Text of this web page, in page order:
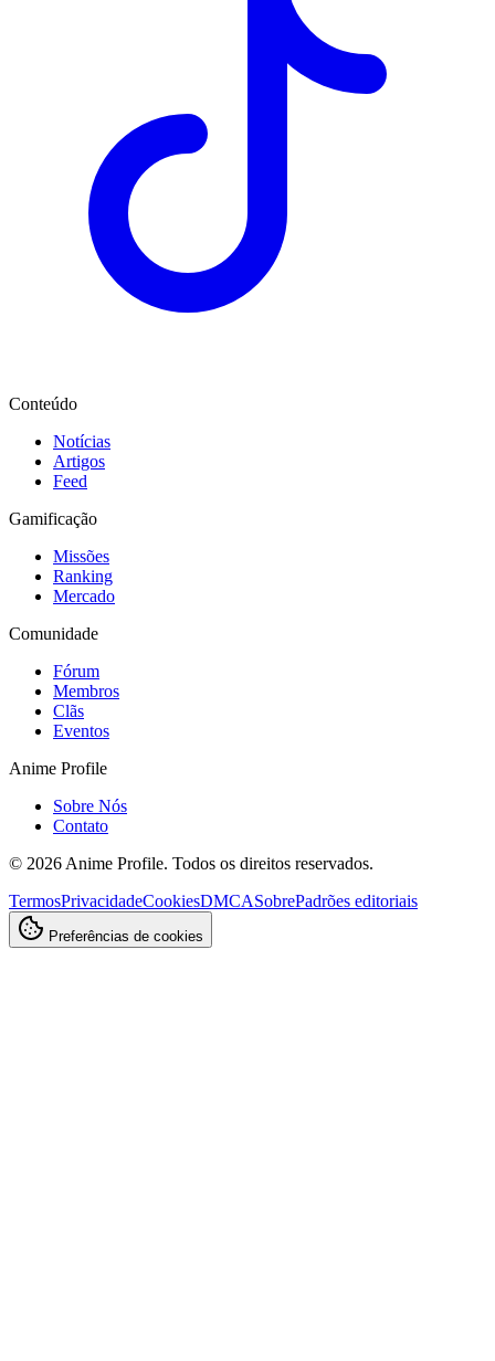
Conteúdo
Notícias
Artigos
Feed
Gamificação
Missões
Ranking
Mercado
Comunidade
Fórum
Membros
Clãs
Eventos
Anime Profile
Sobre Nós
Contato
© 2026 Anime Profile. Todos os direitos reservados.
TermosPrivacidadeCookiesDMCASobrePadrões editoriais
Preferências de cookies